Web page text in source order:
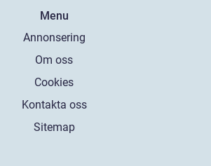
Menu
Annonsering
Om oss
Cookies
Kontakta oss
Sitemap